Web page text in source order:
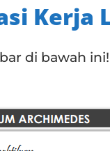
Kerja
di bawah ini!